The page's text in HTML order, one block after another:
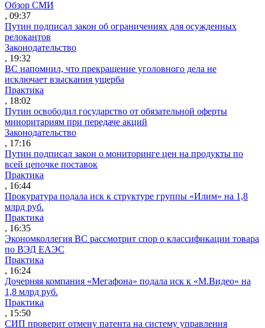
Обзор СМИ
, 09:37
Путин подписал закон об ограничениях для осужденных
релокантов
Законодательство
, 19:32
ВС напомнил, что прекращение уголовного дела не
исключает взыскания ущерба
Практика
, 18:02
Путин освободил государство от обязательной оферты
миноритариям при передаче акций
Законодательство
, 17:16
Путин подписал закон о мониторинге цен на продукты по
всей цепочке поставок
Практика
, 16:44
Прокуратура подала иск к структуре группы «Илим» на 1,8
млрд руб.
Практика
, 16:35
Экономколлегия ВС рассмотрит спор о классификации товара
по ВЭД ЕАЭС
Практика
, 16:24
Дочерняя компания «Мегафона» подала иск к «М.Видео» на
1,8 млрд руб.
Практика
, 15:50
СИП проверит отмену патента на систему управления